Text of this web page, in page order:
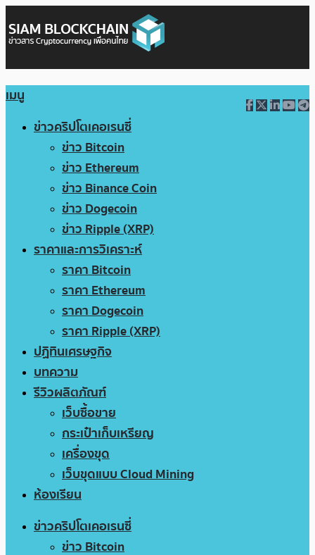
เมนู
ข่าวคริปโตเคอเรนซี่
ข่าว Bitcoin
ข่าว Ethereum
ข่าว Binance Coin
ข่าว Dogecoin
ข่าว Ripple (XRP)
ราคาและการวิเคราะห์
ราคา Bitcoin
ราคา Ethereum
ราคา Dogecoin
ราคา Ripple (XRP)
ปฏิทินเศรษฐกิจ
บทความ
รีวิวผลิตภัณฑ์
เว็บซื้อขาย
กระเป๋าเก็บเหรียญ
เครื่องขุด
เว็บขุดแบบ Cloud Mining
ห้องเรียน
ข่าวคริปโตเคอเรนซี่
ข่าว Bitcoin